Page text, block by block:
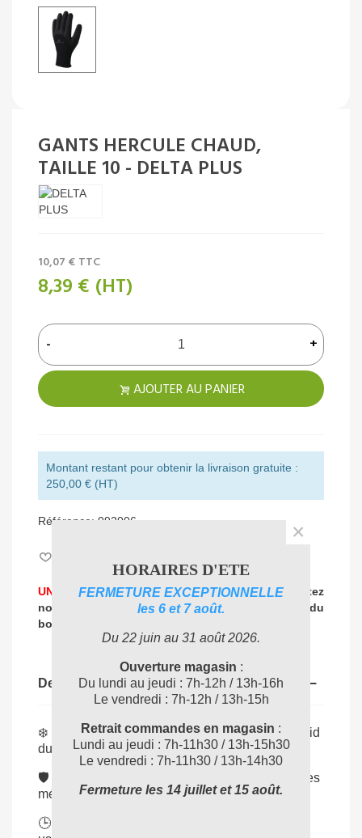
GANTS HERCULE CHAUD,
TAILLE 10 - DELTA PLUS
10,07 € TTC
8,39 € (HT)
- +
AJOUTER AU PANIER
Montant restant pour obtenir la livraison gratuite :
250,00 € (HT)
Référence: 092006
UNE PROBLEMATIQUE DE NETTOYAGE ? Contactez
nos experts
pour vous accompagner dans
le choix du
bon produit
Description
❄️ Isolation thermique: mains protégées du froid
durablement
🛡️
: protection contre risques
mécaniques
🕒
HORAIRES D'ETE
FERMETURE EXCEPTIONNELLE
les 6 et 7 août.
Du 22 juin au 31 août 2026.
Ouverture magasin :
Du lundi au jeudi : 7h-12h / 13h-16h
Le vendredi : 7h-12h / 13h-15h
Retrait commandes en magasin :
Lundi au jeudi : 7h-11h30 / 13h-15h30
Le vendredi : 7h-11h30 / 13h-14h30
Fermeture les 14 juillet et 15 août.
×